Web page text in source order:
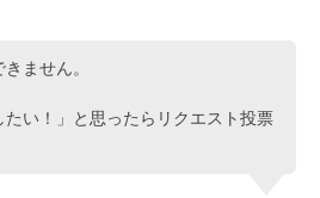
ません。
たい！」と思ったらリクエスト投票